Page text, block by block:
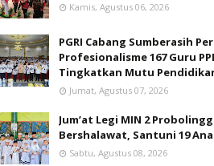
Kamis, Agustus 06, 2026
PGRI Cabang Sumberasih
Profesionalisme 167 Guru
Tingkatkan Mutu
Jumat, Agustus 07, 2026
Jum’at Legi MIN 2
Bershalawat, Santuni 19
Sabtu, Agustus 08, 2026